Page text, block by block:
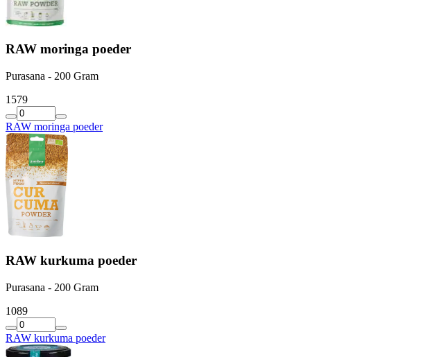
RAW moringa poeder
Purasana - 200 Gram
1579
RAW moringa poeder
RAW kurkuma poeder
Purasana - 200 Gram
1089
RAW kurkuma poeder